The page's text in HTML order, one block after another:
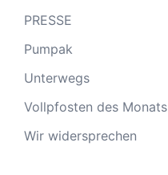
PRESSE
Pumpak
Unterwegs
Vollpfosten des Monats
Wir widersprechen